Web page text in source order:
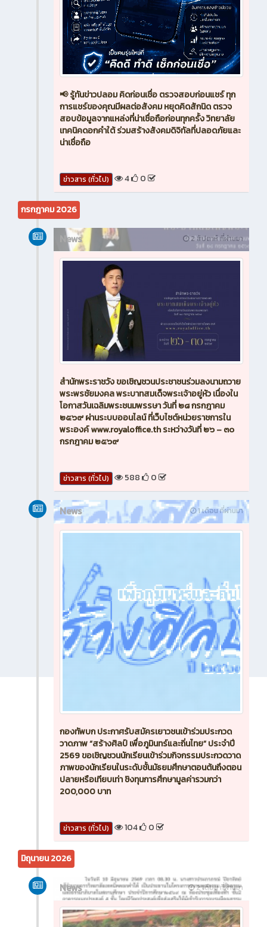
📢 รู้ทันข่าวปลอม คิดก่อนเชื่อ ตรวจสอบก่อนแชร์ ทุก
การแชร์ของคุณมีผลต่อสังคม หยุดคิดสักนิด ตรวจ
สอบข้อมูลจากแหล่งที่น่าเชื่อถือก่อนทุกครั้ง วิทยาลัย
เทคนิคดอกคำใต้ ร่วมสร้างสังคมดิจิทัลที่ปลอดภัยและ
น่าเชื่อถือ
ข่าวสาร (ทั่วไป) 4 0
กรกฎาคม 2026
2 สัปดาห์ ที่ผ่านมา
News
สำนักพระราชวัง ขอเชิญชวนประชาชนร่วมลงนามถวาย
พระพรชัยมงคล พระบาทสมเด็จพระเจ้าอยู่หัว เนื่องใน
โอกาสวันเฉลิมพระชนมพรรษา วันที่ ๒๘ กรกฎาคม
๒๕๖๙ ผ่านระบบออนไลน์ ที่เว็บไซต์หน่วยราชการใน
พระองค์ www.royaloffice.th ระหว่างวันที่ ๒๖ – ๓๐
กรกฎาคม ๒๕๖๙
ข่าวสาร (ทั่วไป) 588 0
1 เดือน ที่ผ่านมา
News
กองทัพบก ประกาศรับสมัครเยาวชนเข้าร่วมประกวด
วาดภาพ “สร้างศิลป์ เพื่อภูมินทร์และถิ่นไทย” ประจำปี
2569 ขอเชิญชวนนักเรียนเข้าร่วมกิจกรรมประกวดวาด
ภาพของนักเรียนในระดับชั้นมัธยมศึกษาตอนต้นถึงตอน
ปลายหรือเทียบเท่า ชิงทุนการศึกษามูลค่ารวมกว่า
200,000 บาท
ข่าวสาร (ทั่วไป) 104 0
มิถุนายน 2026
2 เดือน ที่ผ่านมา
News